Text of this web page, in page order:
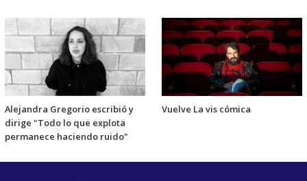
Alejandra Gregorio escribió y
dirige "Todo lo que explota
permanece haciendo ruido"
Vuelve La vis cómica